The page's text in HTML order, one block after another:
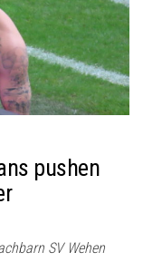
pushen
SV Wehen